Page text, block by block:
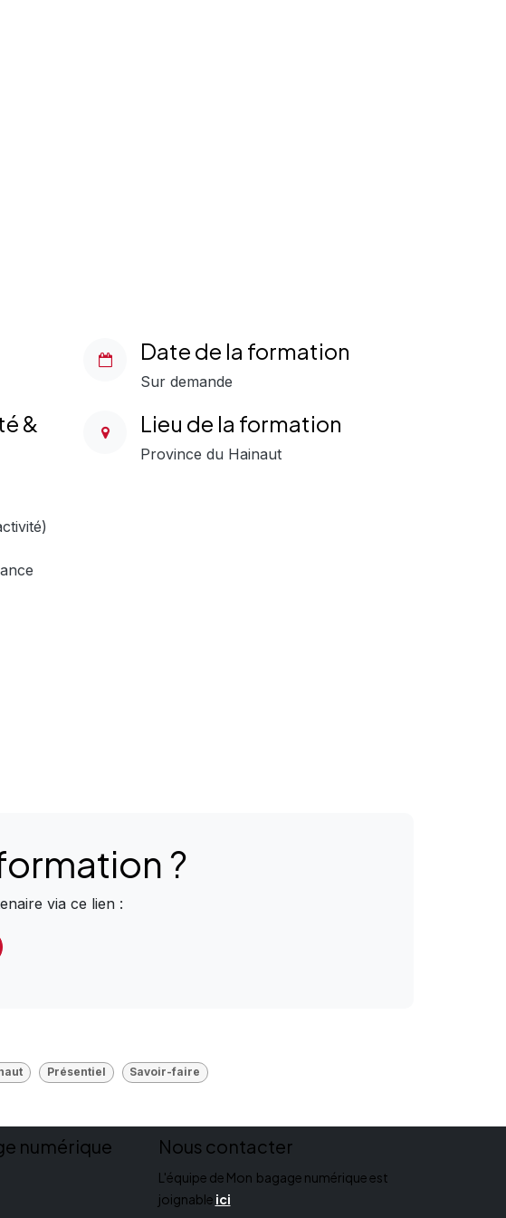
&
Date de la formation
Sur demande
Lieu de la formation
Province du Hainaut
?
via ce lien :
Présentiel Savoir-faire
numérique Nous contacter
L'équipe de Mon bagage numérique est
joignable ici